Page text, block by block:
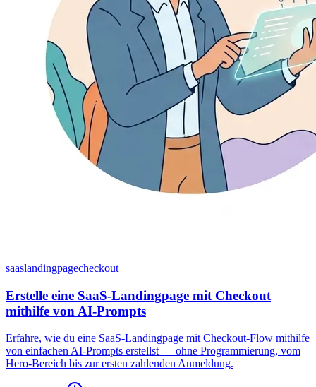
saaslandingpagecheckout
Erstelle eine SaaS-Landingpage mit Checkout
mithilfe von AI-Prompts
Erfahre, wie du eine SaaS-Landingpage mit Checkout-Flow mithilfe
von einfachen AI-Prompts erstellst — ohne Programmierung, vom
Hero-Bereich bis zur ersten zahlenden Anmeldung.